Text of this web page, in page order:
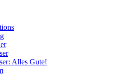
Alles Gute!